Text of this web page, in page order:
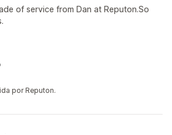
of service from Dan at Reputon.So
por Reputon.